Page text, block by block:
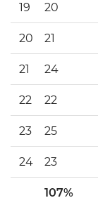
19 20
20 21
21 24
22 22
23 25
24 23
107%